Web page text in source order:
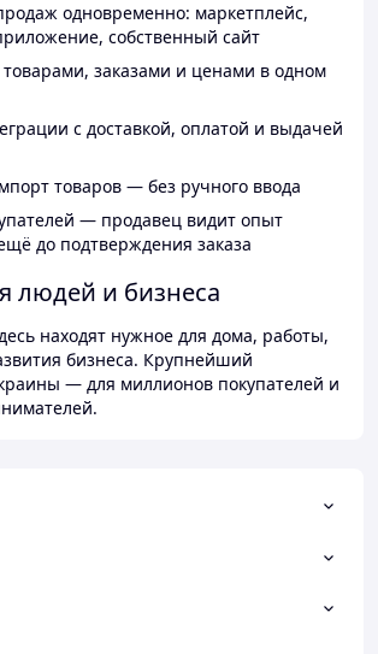
одновременно: маркетплейс,
собственный сайт
заказами и ценами в одном
с доставкой, оплатой и выдачей
товаров — без ручного ввода
— продавец видит опыт
до подтверждения заказа
людей и бизнеса
находят нужное для дома, работы,
бизнеса. Крупнейший
— для миллионов покупателей и